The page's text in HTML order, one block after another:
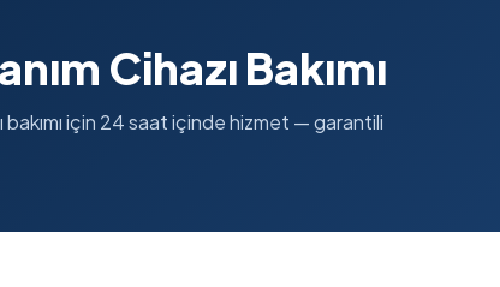
Cihazı Bakımı
bakımı için 24 saat içinde hizmet — garantili